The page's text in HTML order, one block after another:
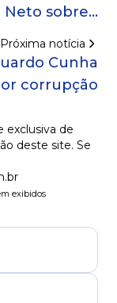
Neto sobre
Próxima notícia
Cunha
corrupção
exclusiva de
deste site. Se
exibidos